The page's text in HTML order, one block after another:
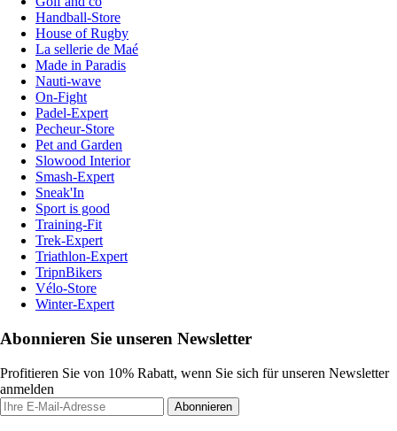
Handball-Store
House of Rugby
La sellerie de Maé
Made in Paradis
Nauti-wave
On-Fight
Padel-Expert
Pecheur-Store
Pet and Garden
Slowood Interior
Smash-Expert
Sneak'In
Sport is good
Training-Fit
Trek-Expert
Triathlon-Expert
TripnBikers
Vélo-Store
Winter-Expert
Abonnieren Sie unseren Newsletter
Profitieren Sie von 10% Rabatt, wenn Sie sich für unseren Newsletter
anmelden
Abonnieren